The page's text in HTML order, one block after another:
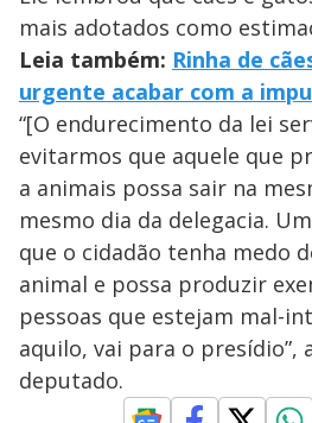
mais adotados como
Leia também: Rinha de
urgente acabar com a
“[O endurecimento da lei
evitarmos que aquele que
a animais possa sair na
mesmo dia da delegacia.
que o cidadão tenha medo
animal e possa produzir
pessoas que estejam mal-
aquilo, vai para o presídio”,
deputado.